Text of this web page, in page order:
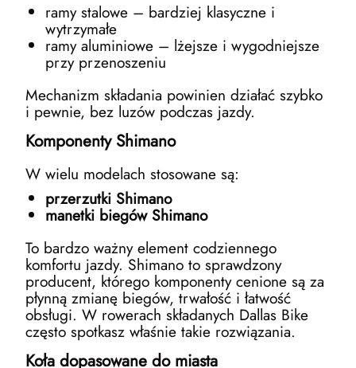
ramy stalowe – bardziej klasyczne i
wytrzymałe
ramy aluminiowe – lżejsze i wygodniejsze
przy przenoszeniu
Mechanizm składania powinien działać szybko
i pewnie, bez luzów podczas jazdy.
Komponenty Shimano
W wielu modelach stosowane są:
przerzutki Shimano
manetki biegów Shimano
To bardzo ważny element codziennego
komfortu jazdy. Shimano to sprawdzony
producent, którego komponenty cenione są za
płynną zmianę biegów, trwałość i łatwość
obsługi. W rowerach składanych Dallas Bike
często spotkasz właśnie takie rozwiązania.
Koła dopasowane do miasta